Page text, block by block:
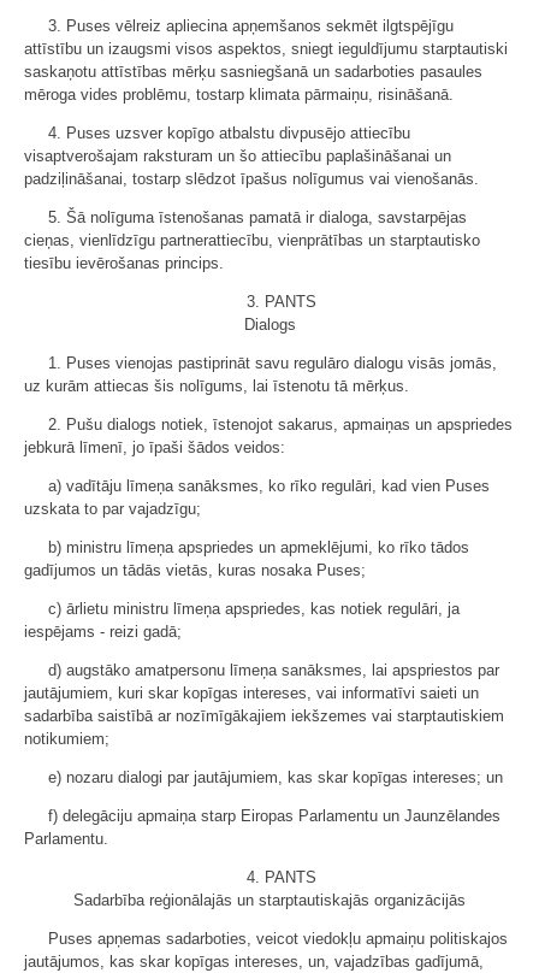
3. Puses vēlreiz apliecina apņemšanos sekmēt ilgtspējīgu
attīstību un izaugsmi visos aspektos, sniegt ieguldījumu starptautiski
saskaņotu attīstības mērķu sasniegšanā un sadarboties pasaules
mēroga vides problēmu, tostarp klimata pārmaiņu, risināšanā.
4. Puses uzsver kopīgo atbalstu divpusējo attiecību
visaptverošajam raksturam un šo attiecību paplašināšanai un
padziļināšanai, tostarp slēdzot īpašus nolīgumus vai vienošanās.
5. Šā nolīguma īstenošanas pamatā ir dialoga, savstarpējas
cieņas, vienlīdzīgu partnerattiecību, vienprātības un starptautisko
tiesību ievērošanas princips.
3. PANTS
Dialogs
1. Puses vienojas pastiprināt savu regulāro dialogu visās jomās,
uz kurām attiecas šis nolīgums, lai īstenotu tā mērķus.
2. Pušu dialogs notiek, īstenojot sakarus, apmaiņas un apspriedes
jebkurā līmenī, jo īpaši šādos veidos:
a) vadītāju līmeņa sanāksmes, ko rīko regulāri, kad vien Puses
uzskata to par vajadzīgu;
b) ministru līmeņa apspriedes un apmeklējumi, ko rīko tādos
gadījumos un tādās vietās, kuras nosaka Puses;
c) ārlietu ministru līmeņa apspriedes, kas notiek regulāri, ja
iespējams - reizi gadā;
d) augstāko amatpersonu līmeņa sanāksmes, lai apspriestos par
jautājumiem, kuri skar kopīgas intereses, vai informatīvi saieti un
sadarbība saistībā ar nozīmīgākajiem iekšzemes vai starptautiskiem
notikumiem;
e) nozaru dialogi par jautājumiem, kas skar kopīgas intereses; un
f) delegāciju apmaiņa starp Eiropas Parlamentu un Jaunzēlandes
Parlamentu.
4. PANTS
Sadarbība reģionālajās un starptautiskajās organizācijās
Puses apņemas sadarboties, veicot viedokļu apmaiņu politiskajos
jautājumos, kas skar kopīgas intereses, un, vajadzības gadījumā,